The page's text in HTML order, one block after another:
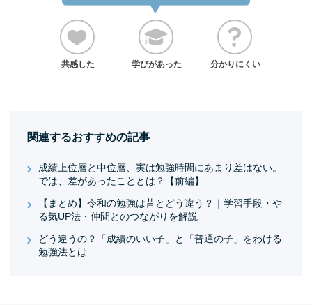
共感した 学びがあった 分かりにくい
関連するおすすめの記事
成績上位層と中位層、実は勉強時間にあまり差はない。
では、差があったこととは？【前編】
【まとめ】令和の勉強は昔とどう違う？｜学習手段・や
る気UP法・仲間とのつながりを解説
どう違うの？「成績のいい子」と「普通の子」をわける
勉強法とは